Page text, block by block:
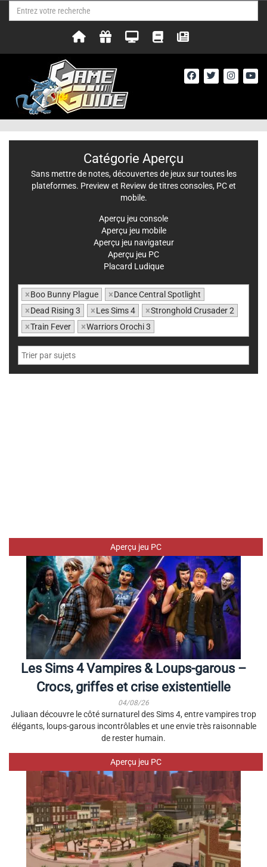
Aperçu jeu PC
Les Sims 4 Vampires & Loups-garous –
Crocs, griffes et crise existentielle
04/08/26
Juliaan découvre le côté surnaturel des Sims 4, entre vampires trop
élégants, loups-garous incontrôlables et une envie très raisonnable
de rester humain.
Aperçu jeu PC
Catégorie Aperçu
Sans mettre de notes, découvertes de jeux sur toutes les
plateformes. Preview et Review de titres consoles, PC et
mobile.
Aperçu jeu console
Aperçu jeu mobile
Aperçu jeu navigateur
Aperçu jeu PC
Placard Ludique
×Boo Bunny Plague ×Dance Central Spotlight
×Dead Rising 3 ×Les Sims 4 ×Stronghold Crusader 2
×Train Fever ×Warriors Orochi 3